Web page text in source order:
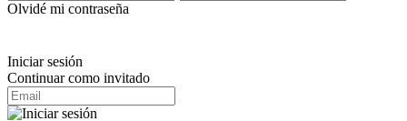
Olvidé mi contraseña
Iniciar sesión
Continuar como invitado